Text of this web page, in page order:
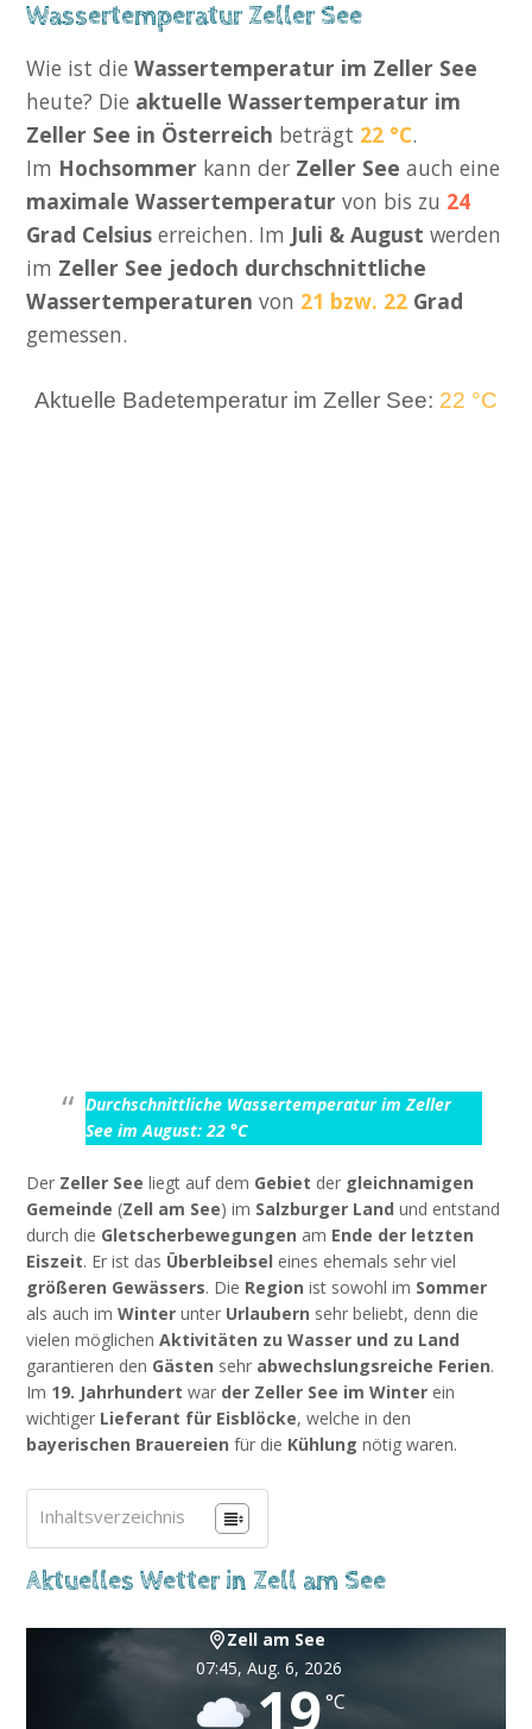
Wassertemperatur Zeller See
Wie ist dieWassertemperatur im Zeller See
heute? Die aktuelle Wassertemperatur im
Zeller See in Österreich beträgt 22 °C.
Im Hochsommer kann der Zeller See auch eine
maximale Wassertemperatur von bis zu 24
Grad Celsius erreichen. Im Juli & August werden
im Zeller See jedoch durchschnittliche
Wassertemperaturen von 21 bzw. 22 Grad
gemessen.
Aktuelle Badetemperatur im Zeller See: 22 °C
Durchschnittliche Wassertemperatur im Zeller
See im August: 22 °C
Der Zeller See liegt auf dem Gebiet der gleichnamigen
Gemeinde (Zell am See) im Salzburger Land und entstand
durch die Gletscherbewegungen am Ende der letzten
Eiszeit. Er ist das Überbleibsel eines ehemals sehr viel
größeren Gewässers. Die Region ist sowohl im Sommer
als auch imWinter unter Urlaubern sehr beliebt, denn die
vielen möglichenAktivitäten zu Wasser und zu Land
garantieren den Gästen sehr abwechslungsreiche Ferien.
Im 19. Jahrhundert war der Zeller See im Winter ein
wichtiger Lieferant für Eisblöcke, welche in den
bayerischen Brauereien für die Kühlung nötig waren.
Inhaltsverzeichnis
Aktuelles Wetter in Zell am See
Zell am See
07:45, Aug. 6, 2026
19 °C